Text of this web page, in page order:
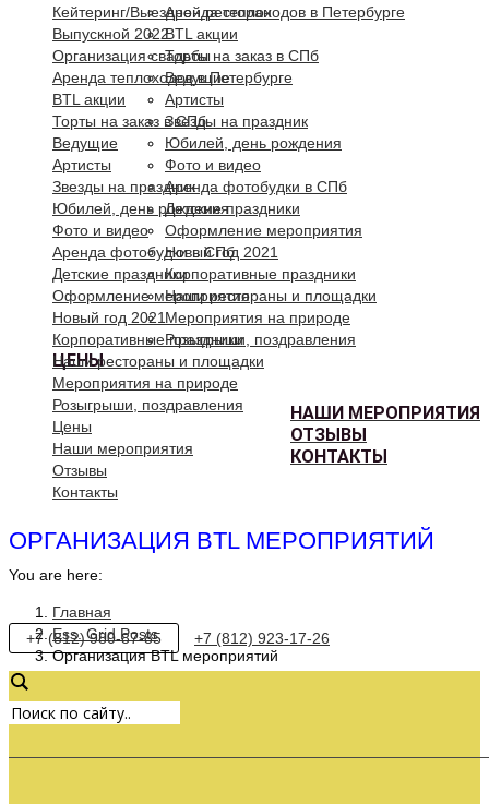
Аренда теплоходов в Петербурге
BTL акции
Торты на заказ в СПб
Ведущие
Артисты
Звезды на праздник
Юбилей, день рождения
Фото и видео
Аренда фотобудки в СПб
Детские праздники
Оформление мероприятия
Новый год 2021
Корпоративные праздники
Наши рестораны и площадки
Мероприятия на природе
Розыгрыши, поздравления
ЦЕНЫ
НАШИ МЕРОПРИЯТИЯ
ОТЗЫВЫ
КОНТАКТЫ
Кейтеринг/Выездной ресторан
Выпускной 2022
Организация свадьбы
Аренда теплоходов в Петербурге
BTL акции
Торты на заказ в СПб
Ведущие
Артисты
Звезды на праздник
Юбилей, день рождения
Фото и видео
Аренда фотобудки в СПб
Детские праздники
Оформление мероприятия
Новый год 2021
Корпоративные праздники
Наши рестораны и площадки
Мероприятия на природе
Розыгрыши, поздравления
Цены
Наши мероприятия
Отзывы
Контакты
ОРГАНИЗАЦИЯ BTL МЕРОПРИЯТИЙ
You are here:
Главная
Ess. Grid Posts
Организация BTL мероприятий
+7 (812) 980-87-85 +7 (812) 923-17-26